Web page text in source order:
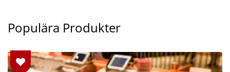
Populära Produkter